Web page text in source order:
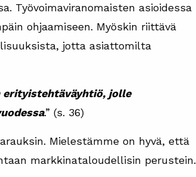
Työvoimaviranomaisten asioidessa
ohjaamiseen. Myöskin riittävä
jotta asiattomilta
erityistehtäväyhtiö, jolle
.” (s. 36)
Mielestämme on hyvä, että
markkinataloudellisin perustein.